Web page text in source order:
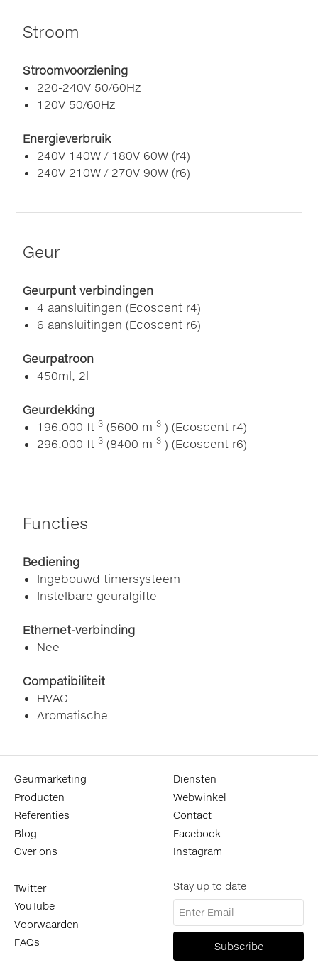
Stroom
Stroomvoorziening
220-240V 50/60Hz
120V 50/60Hz
Energieverbruik
240V 140W / 180V 60W (r4)
240V 210W / 270V 90W (r6)
Geur
Geurpunt verbindingen
4 aansluitingen (Ecoscent r4)
6 aansluitingen (Ecoscent r6)
Geurpatroon
450ml, 2l
Geurdekking
196.000 ft3 (5600 m3 ) (Ecoscent r4)
296.000 ft3 (8400 m3 ) (Ecoscent r6)
Functies
Bediening
Ingebouwd timersysteem
Instelbare geurafgifte
Ethernet-verbinding
Nee
Compatibiliteit
HVAC
Aromatische
Geurmarketing
Producten
Referenties
Blog
Over ons
Diensten
Webwinkel
Contact
Facebook
Instagram
Twitter
YouTube
Voorwaarden
FAQs
Stay up to date